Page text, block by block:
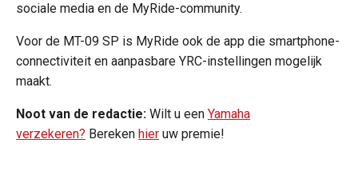
sociale media en de MyRide-community.
Voor de MT-09 SP is MyRide ook de app die smartphone-
connectiviteit en aanpasbare YRC-instellingen mogelijk
maakt.
Noot van de redactie: Wilt u een Yamaha
verzekeren? Bereken hier uw premie!